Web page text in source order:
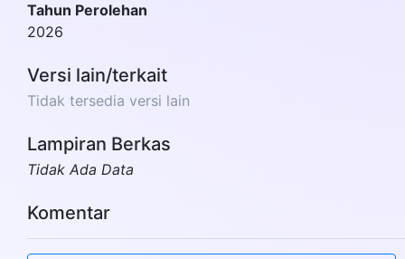
Tahun Perolehan
2026
Versi lain/terkait
Tidak tersedia versi lain
Lampiran Berkas
Tidak Ada Data
Komentar